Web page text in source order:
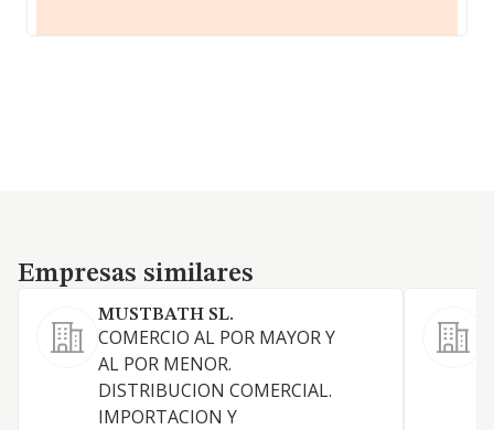
Empresas similares
Empresas similares
MUSTBATH SL.
COMERCIO AL POR MAYOR Y
AL POR MENOR.
DISTRIBUCION COMERCIAL.
IMPORTACION Y